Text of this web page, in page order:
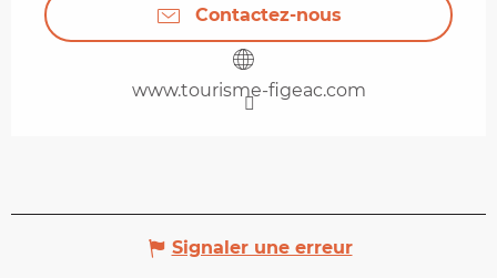
Contactez-nous
www.tourisme-figeac.com
Signaler une erreur